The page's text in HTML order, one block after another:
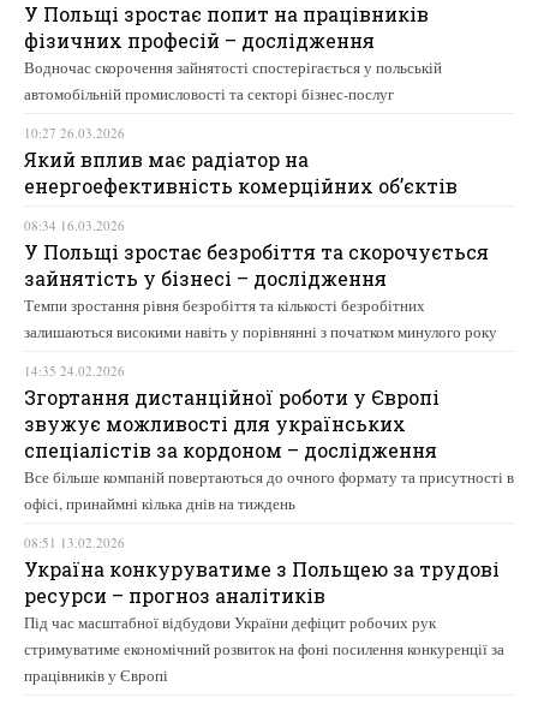
У Польщі зростає попит на працівників
фізичних професій – дослідження
Водночас скорочення зайнятості спостерігається у польській
автомобільній промисловості та секторі бізнес-послуг
10:27 26.03.2026
Який вплив має радіатор на
енергоефективність комерційних об’єктів
08:34 16.03.2026
У Польщі зростає безробіття та скорочується
зайнятість у бізнесі – дослідження
Темпи зростання рівня безробіття та кількості безробітних
залишаються високими навіть у порівнянні з початком минулого року
14:35 24.02.2026
Згортання дистанційної роботи у Європі
звужує можливості для українських
спеціалістів за кордоном – дослідження
Все більше компаній повертаються до очного формату та присутності в
офісі, принаймні кілька днів на тиждень
08:51 13.02.2026
Україна конкуруватиме з Польщею за трудові
ресурси – прогноз аналітиків
Під час масштабної відбудови України дефіцит робочих рук
стримуватиме економічний розвиток на фоні посилення конкуренції за
працівників у Європі